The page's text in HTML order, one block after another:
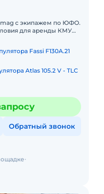
с экипажем по ЮФО.
для аренды КМУ
Fassi F130A.21
Atlas 105.2 V - TLC
Обратный звонок